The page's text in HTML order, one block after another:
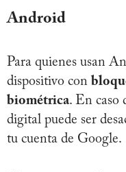
Android
Para quienes usan
dispositivo con
biométrica. En caso
digital puede ser
tu cuenta de Google.